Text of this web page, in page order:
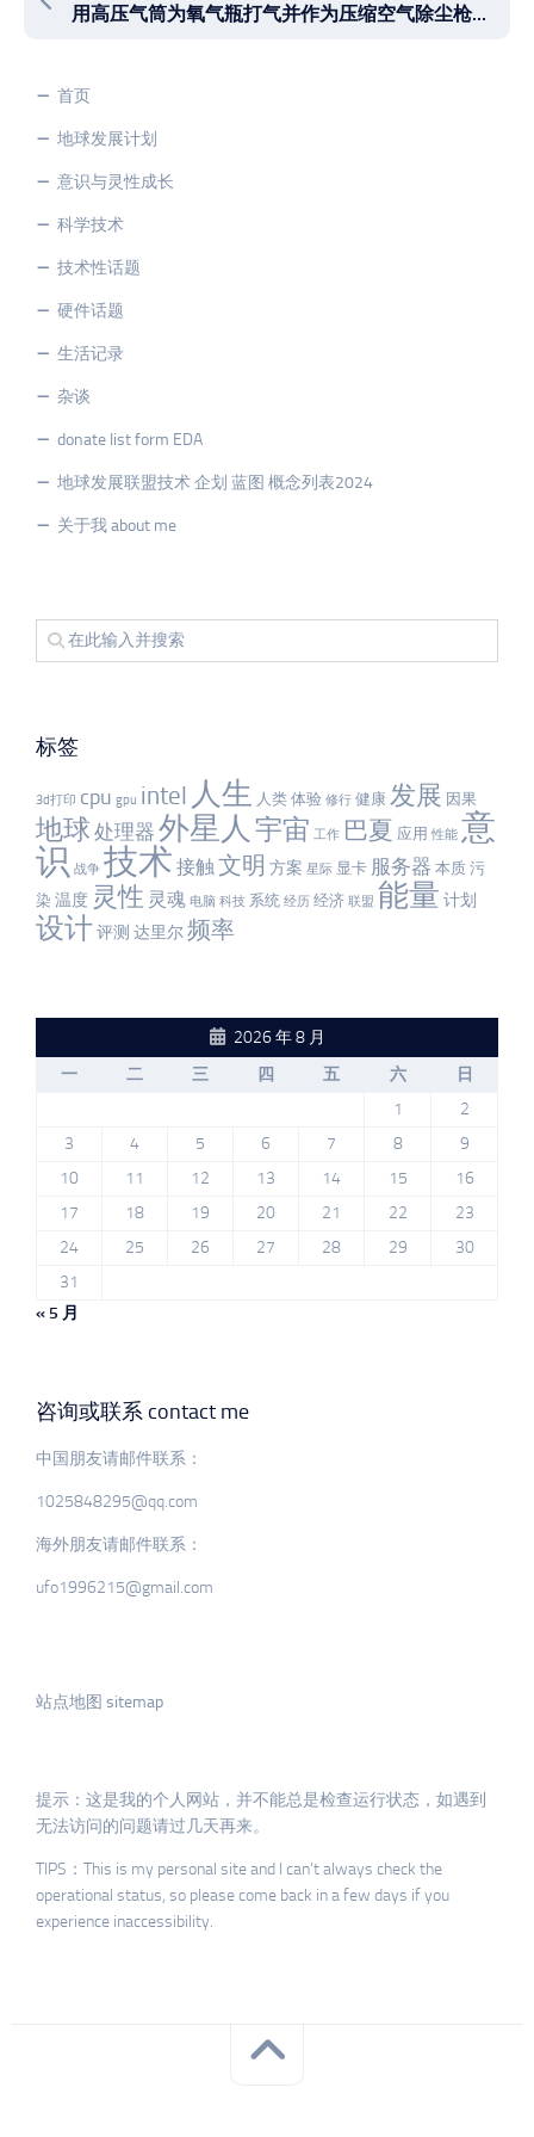
用高压气筒为氧气瓶打气并作为压缩空气除尘枪吹尘使用——我的DIY杰作
首页
地球发展计划
意识与灵性成长
科学技术
技术性话题
硬件话题
生活记录
杂谈
donate list form EDA
地球发展联盟技术 企划 蓝图 概念列表2024
关于我 about me
标签
3d打印 cpu gpu intel 人生 人类 体验 修行 健康 发展 因果
地球 处理器 外星人 宇宙 工作 巴夏 应用 性能 意
识 战争 技术 接触 文明 方案 星际 显卡 服务器 本质 污
染 温度 灵性 灵魂 电脑 科技 系统 经历 经济 联盟 能量 计划
设计评测 达里尔频率
2026 年 8 月
一
二 三 四 五 六
日
1
2
3
4 5 6 7 8
9
10
11 12 13 14 15
16
17
18 19 20 21 22
23
24
25 26 27 28 29
30
31
« 5 月
咨询或联系 contact me
中国朋友请邮件联系：
1025848295@qq.com
海外朋友请邮件联系：
ufo1996215@gmail.com
站点地图 sitemap
提示：这是我的个人网站，并不能总是检查运行状态，如遇到
无法访问的问题请过几天再来。
TIPS：This is my personal site and I can’t always check the
operational status, so please come back in a few days if you
experience inaccessibility.